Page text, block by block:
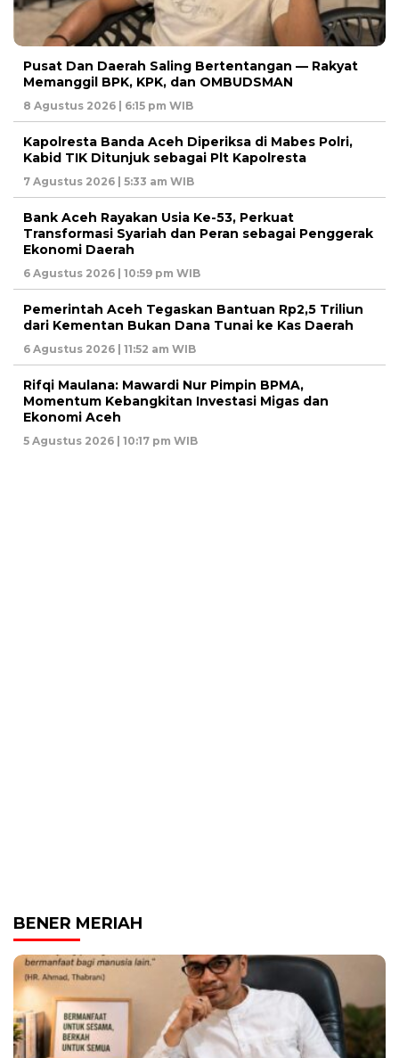
Pusat Dan Daerah Saling Bertentangan — Rakyat
Memanggil BPK, KPK, dan OMBUDSMAN
8 Agustus 2026 | 6:15 pm WIB
Kapolresta Banda Aceh Diperiksa di Mabes Polri,
Kabid TIK Ditunjuk sebagai Plt Kapolresta
7 Agustus 2026 | 5:33 am WIB
Bank Aceh Rayakan Usia Ke-53, Perkuat
Transformasi Syariah dan Peran sebagai Penggerak
Ekonomi Daerah
6 Agustus 2026 | 10:59 pm WIB
Pemerintah Aceh Tegaskan Bantuan Rp2,5 Triliun
dari Kementan Bukan Dana Tunai ke Kas Daerah
6 Agustus 2026 | 11:52 am WIB
Rifqi Maulana: Mawardi Nur Pimpin BPMA,
Momentum Kebangkitan Investasi Migas dan
Ekonomi Aceh
5 Agustus 2026 | 10:17 pm WIB
BENER MERIAH